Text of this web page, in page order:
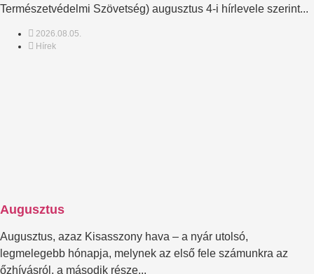
Természetvédelmi Szövetség) augusztus 4-i hírlevele szerint...
2026.08.05.
Hírek
Augusztus
Augusztus, azaz Kisasszony hava – a nyár utolsó,
legmelegebb hónapja, melynek az első fele számunkra az
őzhívásról, a második része...